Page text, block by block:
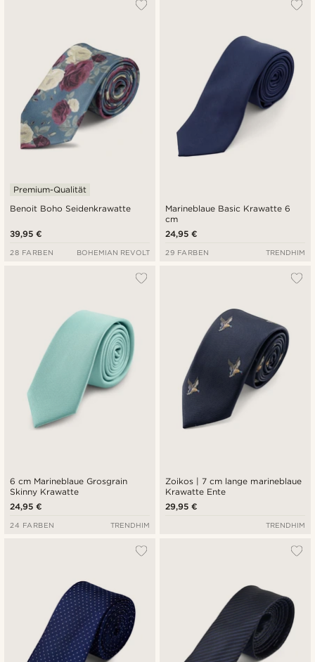
Benoit Boho Seidenkrawatte
Premium-Qualität
39,95 €
28 FARBEN BOHEMIAN REVOLT
Marineblaue Basic Krawatte 6
cm
24,95 €
29 FARBEN TRENDHIM
6 cm Marineblaue Grosgrain
Skinny Krawatte
24,95 €
24 FARBEN TRENDHIM
Zoikos | 7 cm lange marineblaue
Krawatte Ente
29,95 €
TRENDHIM